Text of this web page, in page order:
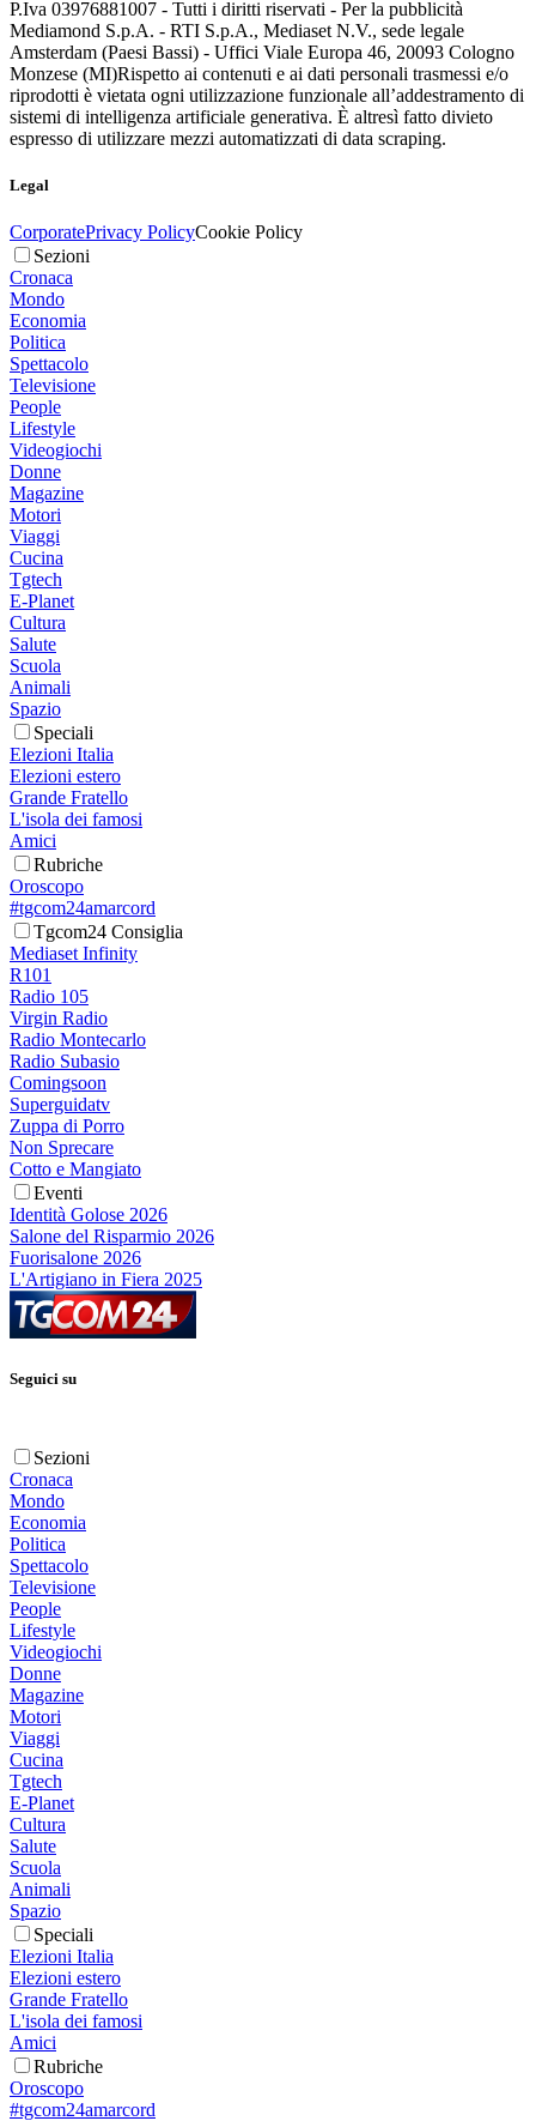
P.Iva 03976881007 - Tutti i diritti riservati - Per la pubblicità
Mediamond S.p.A. - RTI S.p.A., Mediaset N.V., sede legale
Amsterdam (Paesi Bassi) - Uffici Viale Europa 46, 20093 Cologno
Monzese (MI)Rispetto ai contenuti e ai dati personali trasmessi e/o
riprodotti è vietata ogni utilizzazione funzionale all’addestramento di
sistemi di intelligenza artificiale generativa. È altresì fatto divieto
espresso di utilizzare mezzi automatizzati di data scraping.
Legal
CorporatePrivacy PolicyCookie Policy
Sezioni
Cronaca
Mondo
Economia
Politica
Spettacolo
Televisione
People
Lifestyle
Videogiochi
Donne
Magazine
Motori
Viaggi
Cucina
Tgtech
E-Planet
Cultura
Salute
Scuola
Animali
Spazio
Speciali
Elezioni Italia
Elezioni estero
Grande Fratello
L'isola dei famosi
Amici
Rubriche
Oroscopo
#tgcom24amarcord
Tgcom24 Consiglia
Mediaset Infinity
R101
Radio 105
Virgin Radio
Radio Montecarlo
Radio Subasio
Comingsoon
Superguidatv
Zuppa di Porro
Non Sprecare
Cotto e Mangiato
Eventi
Identità Golose 2026
Salone del Risparmio 2026
Fuorisalone 2026
L'Artigiano in Fiera 2025
Seguici su
Sezioni
Cronaca
Mondo
Economia
Politica
Spettacolo
Televisione
People
Lifestyle
Videogiochi
Donne
Magazine
Motori
Viaggi
Cucina
Tgtech
E-Planet
Cultura
Salute
Scuola
Animali
Spazio
Speciali
Elezioni Italia
Elezioni estero
Grande Fratello
L'isola dei famosi
Amici
Rubriche
Oroscopo
#tgcom24amarcord